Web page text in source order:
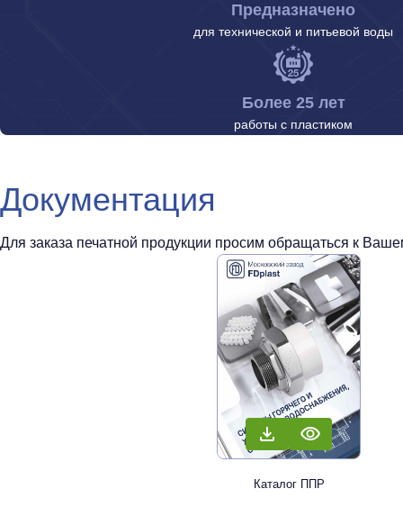
Предназначено
для технической и питьевой воды
Более 25 лет
работы с пластиком
Документация
Для заказа печатной продукции просим обращаться к
Каталог ППР